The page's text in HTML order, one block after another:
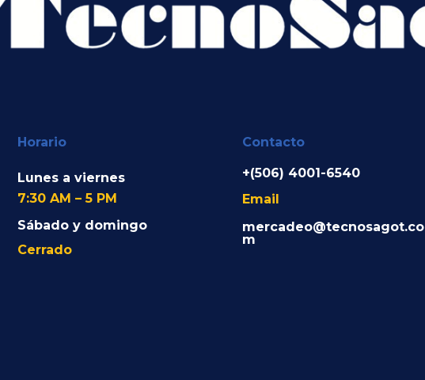
Horario
Lunes a viernes
7:30 AM – 5 PM
Sábado y domingo
Cerrado
Contacto
+(506) 4001-6540
Email
mercadeo@tecnosagot.co
m